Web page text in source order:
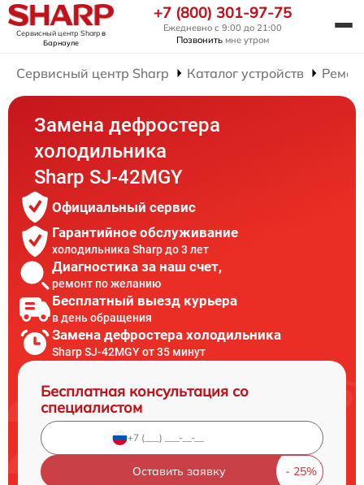
Сервисный центр Sharpв
Барнауле
+7 (800) 301-97-75
Ежедневно с 9:00 до 21:00
Позвонить мне утром
Сервисный центр Sharp Каталог устройств
Замена дефростера
холодильника
Sharp SJ-42MGY
Официальный сервис
Гарантийное обслуживание
холодильника Sharp до 3 лет
Диагностика за наш счет,
ремонт по желанию
Бесплатный выезд курьера
в день обращения
Замена дефростера холодильника
Sharp SJ-42MGY от 35 минут
Бесплатная консультация со
специалистом
Оставить заявку